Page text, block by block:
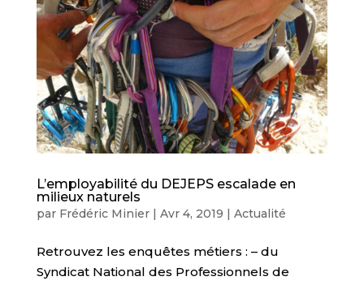
L’employabilité du DEJEPS escalade en
milieux naturels
par Frédéric Minier| Avr 4, 2019 Actualité
Retrouvez les enquêtes métiers : – du
Syndicat National des Professionnels de